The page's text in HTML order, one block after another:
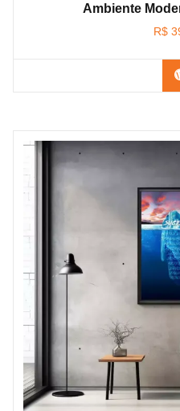
Ambiente
R$